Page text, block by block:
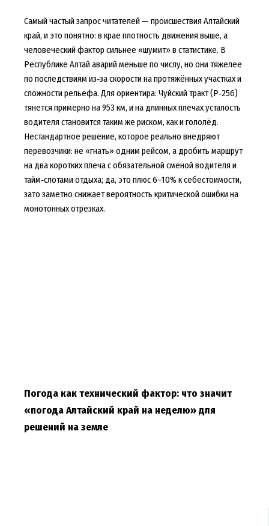
Самый частый запрос читателей — происшествия Алтайский
край, и это понятно: в крае плотность движения выше, а
человеческий фактор сильнее «шумит» в статистике. В
Республике Алтай аварий меньше по числу, но они тяжелее
по последствиям из‑за скорости на протяжённых участках и
сложности рельефа. Для ориентира: Чуйский тракт (Р‑256)
тянется примерно на 953 км, и на длинных плечах усталость
водителя становится таким же риском, как и гололёд.
Нестандартное решение, которое реально внедряют
перевозчики: не «гнать» одним рейсом, а дробить маршрут
на два коротких плеча с обязательной сменой водителя и
тайм‑слотами отдыха; да, это плюс 6–10% к себестоимости,
зато заметно снижает вероятность критической ошибки на
монотонных отрезках.
Погода как технический фактор: что значит
«погода Алтайский край на неделю» для
решений на земле